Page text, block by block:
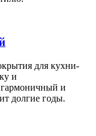
для кухни-
и
гармоничный и
долгие годы.